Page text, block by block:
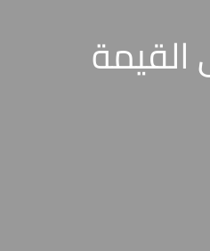
القيمة